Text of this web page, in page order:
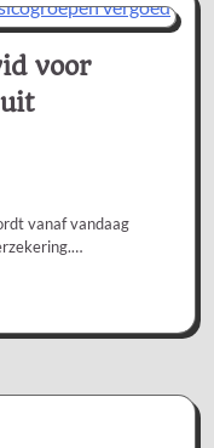
voor
vanaf vandaag